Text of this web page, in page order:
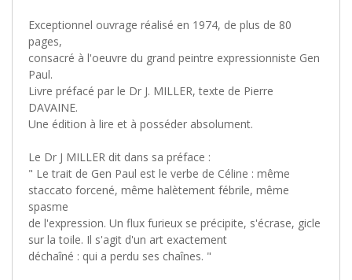
Exceptionnel ouvrage réalisé en 1974, de plus de 80
pages,
consacré à l'oeuvre du grand peintre expressionniste Gen
Paul.
Livre préfacé par le Dr J. MILLER, texte de Pierre
DAVAINE.
Une édition à lire et à posséder absolument.
Le Dr J MILLER dit dans sa préface :
" Le trait de Gen Paul est le verbe de Céline : même
staccato forcené, même halètement fébrile, même
spasme
de l'expression. Un flux furieux se précipite, s'écrase, gicle
sur la toile. Il s'agit d'un art exactement
déchaîné : qui a perdu ses chaînes. "